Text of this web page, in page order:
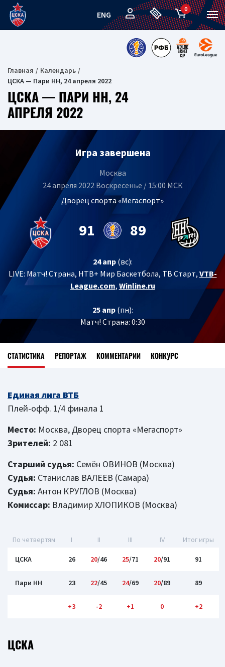
ENG
0
Главная
Календарь
ЦСКА — Пари НН, 24 апреля 2022
ЦСКА — ПАРИ НН, 24
АПРЕЛЯ 2022
Игра завершена
Москва
24 апреля 2022 Воскресенье / 15:00 МСК
Дворец спорта «Мегаспорт»
91 89
24 апр(вс):
LIVE: Матч! Страна, НТВ+ Мир Баскетбола, ТВ Старт, VTB-
League.com, Winline.ru
25 апр(пн):
Матч! Страна: 0:30
СТАТИСТИКА РЕПОРТАЖ КОММЕНТАРИИ КОНКУРС
Единая лига ВТБ
Плей-офф. 1/4 финала 1
Место: Москва, Дворец спорта «Мегаспорт»
Зрителей: 2 081
Старший судья: Семён ОВИНОВ (Москва)
Судья: Станислав ВАЛЕЕВ (Самара)
Судья: Антон КРУГЛОВ (Москва)
Комиссар: Владимир ХЛОПИКОВ (Москва)
По четвертям I II III IV Итог игры
ЦСКА 26 20/46 25/71 20/91 91
Пари НН 23 22/45 24/69 20/89 89
+3 -2 +1 0 +2
ЦСКА